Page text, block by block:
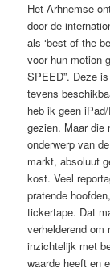
Het Arhnemse
door de
als ‘best of the
voor hun motion-
SPEED”. Deze
tevens
heb ik geen
gezien. Maar die
onderwerp van
markt, absoluut
kost. Veel
pratende
tickertape. Dat
verhelderend om
inzichtelijk met
waarde heeft en